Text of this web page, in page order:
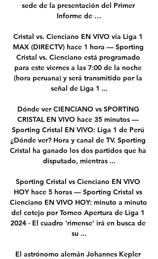
sede de la presentación del Primer
Informe de …
Cristal vs. Cienciano EN VIVO vía Liga 1
MAX (DIRECTV) hace 1 hora — Sporting
Cristal vs. Cienciano está programado
para este viernes a las 7:00 de la noche
(hora peruana) y será transmitido por la
señal de Liga 1 ...
Dónde ver CIENCIANO vs SPORTING
CRISTAL EN VIVO hace 35 minutos —
Sporting Cristal EN VIVO: Liga 1 de Perú
¿Dónde ver? Hora y canal de TV. Sporting
Cristal ha ganado los dos partidos que ha
disputado, mientras ...
Sporting Cristal vs Cienciano EN VIVO
HOY hace 5 horas — Sporting Cristal vs
Cienciano EN VIVO HOY: minuto a minuto
del cotejo por Torneo Apertura de Liga 1
2024 · El cuadro 'rimense' irá en busca de
su ...
El astrónomo alemán Johannes Kepler